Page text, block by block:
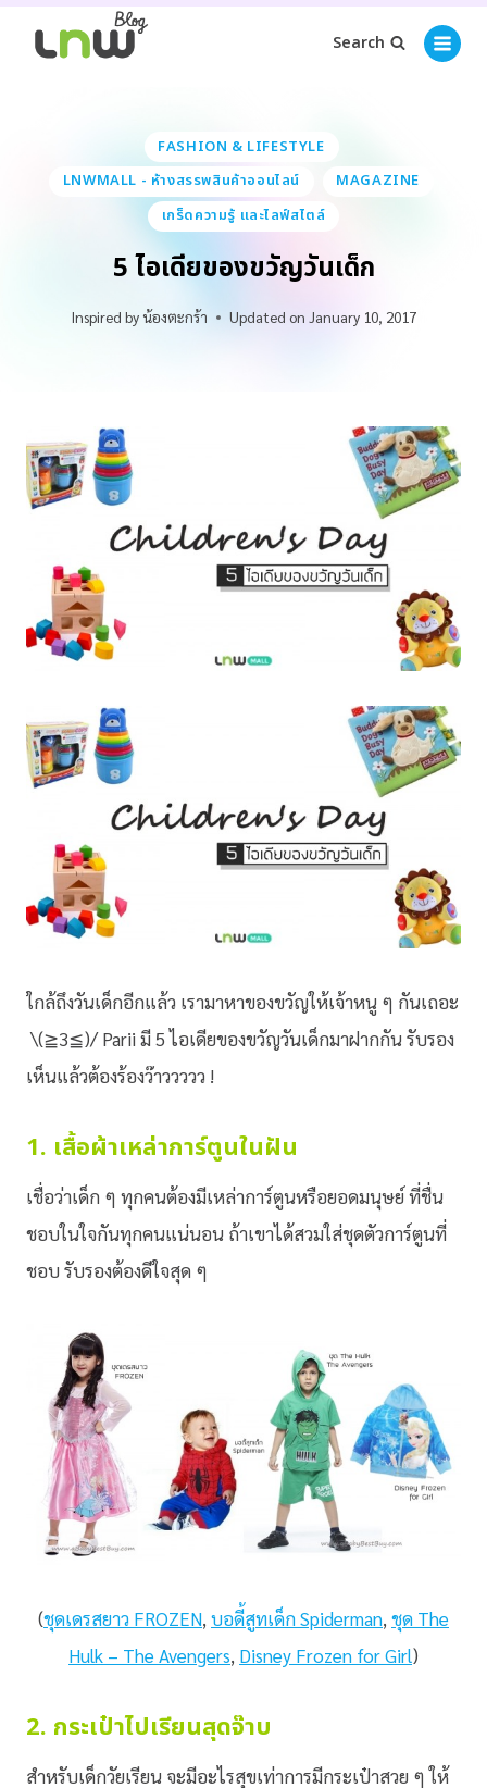
Search
FASHION & LIFESTYLE
LNWMALL - ห้างสรรพสินค้าออนไลน์
MAGAZINE
เกร็ดความรู้ และไลฟ์สไตล์
5 ไอเดียของขวัญวันเด็ก
Inspired by น้องตะกร้า Updated on January 10, 2017
ใกล้ถึงวันเด็กอีกแล้ว เรามาหาของขวัญให้เจ้าหนู ๆ กันเถอะ
\(≧3≦)/ Parii มี 5 ไอเดียของขวัญวันเด็กมาฝากกัน รับรอง
เห็นแล้วต้องร้องว๊าววววว !
1. เสื้อผ้าเหล่าการ์ตูนในฝัน
เชื่อว่าเด็ก ๆ ทุกคนต้องมีเหล่าการ์ตูนหรือยอดมนุษย์ ที่ชื่น
ชอบในใจกันทุกคนแน่นอน ถ้าเขาได้สวมใส่ชุดตัวการ์ตูนที่
ชอบ รับรองต้องดีใจสุด ๆ
(ชุดเดรสยาว FROZEN, บอดี้สูทเด็ก Spiderman, ชุด The
Hulk – The Avengers, Disney Frozen for Girl)
2. กระเป๋าไปเรียนสุดจ๊าบ
สำหรับเด็กวัยเรียน จะมีอะไรสุขเท่าการมีกระเป๋าสวย ๆ ให้